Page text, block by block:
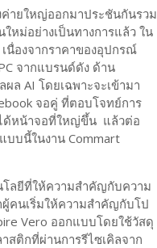
ค่ายใหญ่ออกมาประชันกันรวม
หม่อย่างเป็นทางการแล้ว ใน
นื่องจากราคาของอุปกรณ์
จากแบรนด์ดัง ด้าน
ล AI โดยเฉพาะจะเข้ามา
จอคู่ ที่ตอบโจทย์การ
ด้หน้าจอที่ใหญ่ขึ้น แล้วต่อ
บบนี้ในงาน Commart
โลยีที่ให้ความสำคัญกับความ
ผู้คนเริ่มให้ความสำคัญกับโป
Vero ออกแบบโดยใช้วัสดุ
สติกที่ผ่านการรีไซเคิลจาก